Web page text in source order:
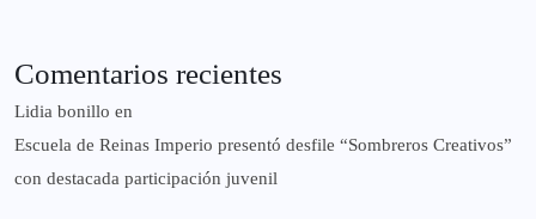
Comentarios recientes
Lidia bonillo en
Escuela de Reinas Imperio presentó desfile “Sombreros Creativos”
con destacada participación juvenil